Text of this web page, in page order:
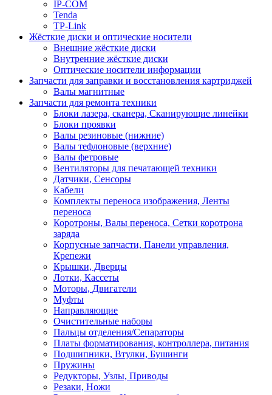
IP-COM
Tenda
TP-Link
Жёсткие диски и оптические носители
Внешние жёсткие диски
Внутренние жёсткие диски
Оптические носители информации
Запчасти для заправки и восстановления картриджей
Валы магнитные
Запчасти для ремонта техники
Блоки лазера, сканера, Сканирующие линейки
Блоки проявки
Валы резиновые (нижние)
Валы тефлоновые (верхние)
Валы фетровые
Вентиляторы для печатающей техники
Датчики, Сенсоры
Кабели
Комплекты переноса изображения, Ленты
переноса
Коротроны, Валы переноса, Сетки коротрона
заряда
Корпусные запчасти, Панели управления,
Крепежи
Крышки, Дверцы
Лотки, Кассеты
Моторы, Двигатели
Муфты
Направляющие
Очистительные наборы
Пальцы отделения/Сепараторы
Платы форматирования, контроллера, питания
Подшипники, Втулки, Бушинги
Пружины
Редукторы, Узлы, Приводы
Резаки, Ножи